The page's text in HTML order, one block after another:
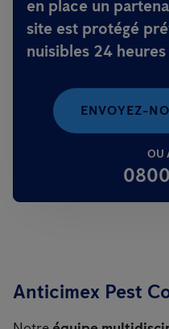
en place un
site est protégé
nuisibles 24
ENVOYEZ-
OU
Anticimex Pest